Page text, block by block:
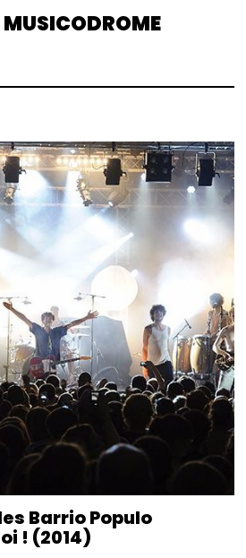
MUSICODROME
Barrio Populo
! (2014)